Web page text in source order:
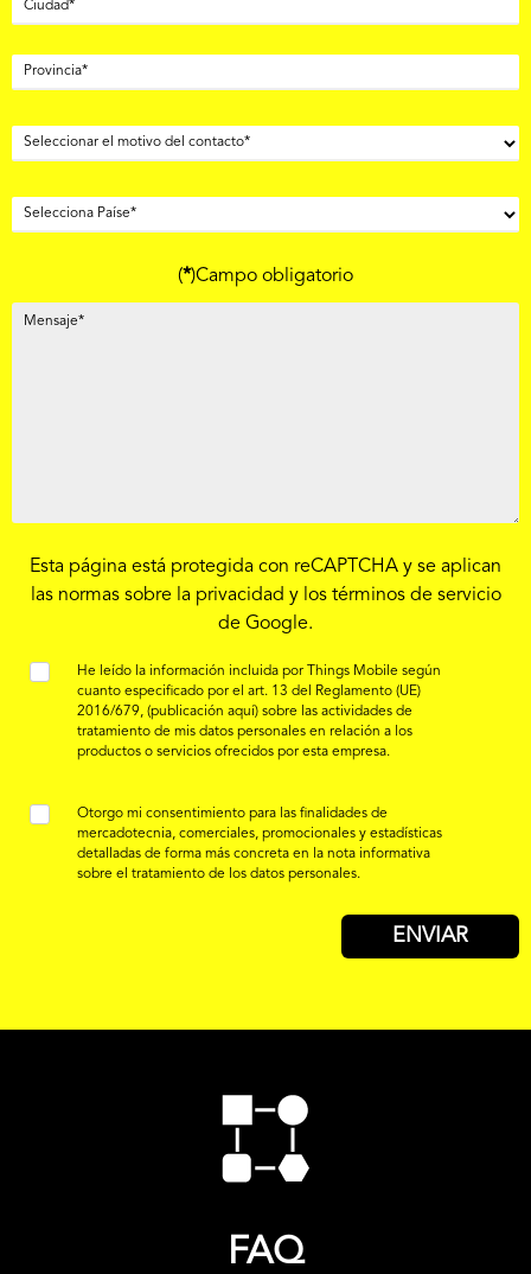
(*)Campo obligatorio
Esta página está protegida con reCAPTCHA y se aplican
las normas sobre la privacidad y los términos de servicio
de Google.
He leído la información incluida por Things Mobile según
cuanto especificado por el art. 13 del Reglamento (UE)
2016/679, (publicación aquí) sobre las actividades de
tratamiento de mis datos personales en relación a los
productos o servicios ofrecidos por esta empresa.
Otorgo mi consentimiento para las finalidades de
mercadotecnia, comerciales, promocionales y estadísticas
detalladas de forma más concreta en la nota informativa
sobre el tratamiento de los datos personales.
FAQ